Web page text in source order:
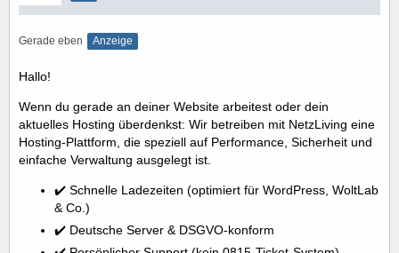
Gerade eben Anzeige
Hallo!
Wenn du gerade an deiner Website arbeitest oder dein
aktuelles Hosting überdenkst: Wir betreiben mit NetzLiving eine
Hosting-Plattform, die speziell auf Performance, Sicherheit und
einfache Verwaltung ausgelegt ist.
✔️ Schnelle Ladezeiten (optimiert für WordPress, WoltLab
& Co.)
✔️ Deutsche Server & DSGVO-konform